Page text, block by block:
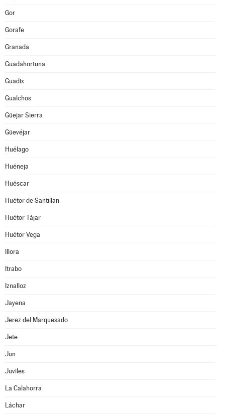
Gor
Gorafe
Granada
Guadahortuna
Guadix
Gualchos
Güejar Sierra
Güevéjar
Huélago
Huéneja
Huéscar
Huétor de Santillán
Huétor Tájar
Huétor Vega
Illora
Itrabo
Iznalloz
Jayena
Jerez del Marquesado
Jete
Jun
Juviles
La Calahorra
Láchar